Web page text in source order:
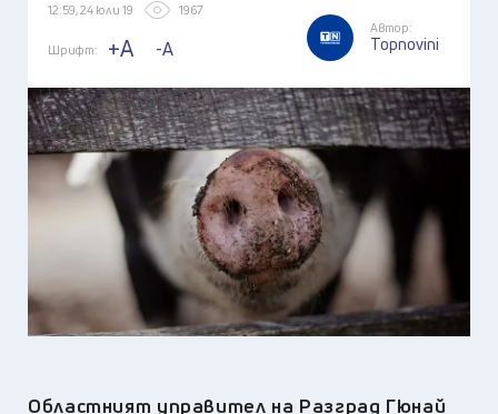
12:59, 24 юли 19 1967
Шрифт: +A -A
Автор:
Topnovini
Областният управител на Разград Гюнай